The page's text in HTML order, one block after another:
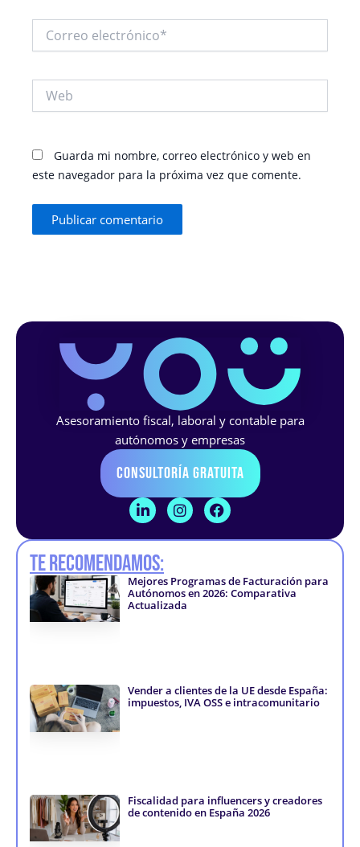
electrónico*
Guarda mi nombre, correo electrónico y web en
este navegador para la próxima vez que comente.
Asesoramiento fiscal, laboral y contable para
autónomos y empresas
Consultoría Gratuita
L
i
k
e
d
i
n
I
n
t
g
r
a
F
a
e
o
o
Te recomendamos:
Mejores Programas de Facturación para
Autónomos en 2026: Comparativa
Actualizada
Vender a clientes de la UE desde España:
impuestos, IVA OSS e intracomunitario
Fiscalidad para influencers y creadores
de contenido en España 2026